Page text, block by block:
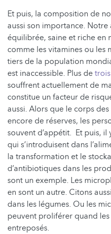
Et puis, la composition de
aussi son importance.
équilibrée, saine et riche
comme les vitamines ou les
tiers de la population
est inaccessible. Plus de
souffrent actuellement de
constitue un facteur de
aussi. Alors que le corps
encore de réserves, les
souvent d’appétit. Et puis, il
qui s’introduisent dans
la transformation et le
d’antibiotiques dans les
sont un exemple. Les
en sont un autre. Citons
dans les légumes. Ou les
peuvent proliférer quand
entreposés.